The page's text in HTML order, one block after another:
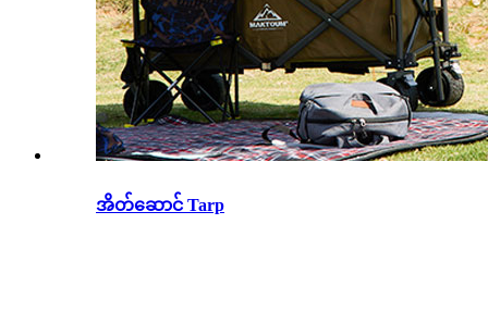
အိတ်ဆောင် Tarp